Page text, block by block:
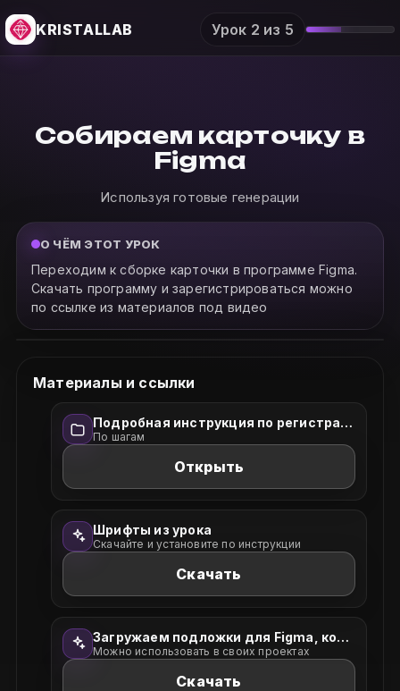
KRISTALLAB Урок 2 из 5
Собираем карточку в
Figma
Используя готовые генерации
О ЧЁМ ЭТОТ УРОК
Переходим к сборке карточки в программе Figma.
Скачать программу и зарегистрироваться можно
по ссылке из материалов под видео
Материалы и ссылки
Подробная инструкция по регистрации в Figma
По шагам
Открыть
Шрифты из урока
Скачайте и установите по инструкции
Скачать
Загружаем подложки для Figma, которые будем использовать на карточке
Можно использовать в своих проектах
Скачать